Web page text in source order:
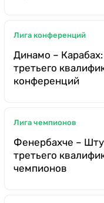
Лига конференций
Динамо –
третьего
конференций
Лига чемпионов
Фенербахче –
третьего
чемпионов